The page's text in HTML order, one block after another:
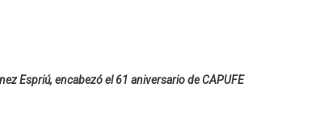
Espriú, encabezó el 61 aniversario de CAPUFE